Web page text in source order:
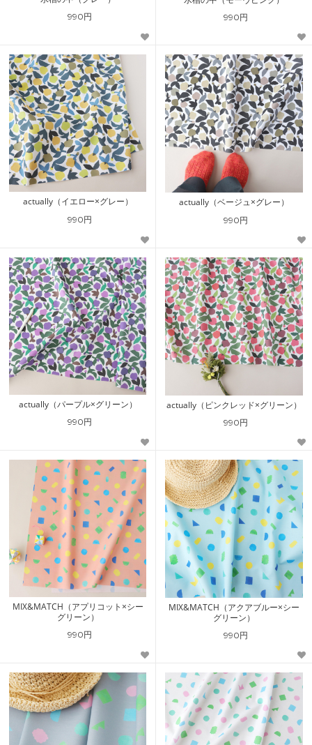
990円 990円
actually（イエロー×グレー）
990円
actually（ベージュ×グレー）
990円
actually（パープル×グリーン）
990円
actually（ピンクレッド×グリーン）
990円
MIX&MATCH（アプリコット×シー
グリーン）
990円
MIX&MATCH（アクアブルー×シー
グリーン）
990円